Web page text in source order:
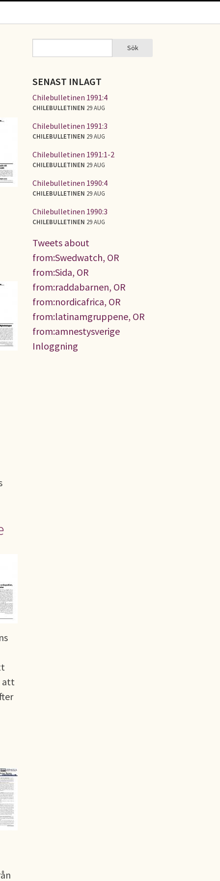
att
SÖKFORMULÄR Sök
SENAST INLAGT
Chilebulletinen 1991:4
CHILEBULLETINEN 29 AUG
Chilebulletinen 1991:3
CHILEBULLETINEN 29 AUG
Chilebulletinen 1991:1-2
CHILEBULLETINEN 29 AUG
Chilebulletinen 1990:4
CHILEBULLETINEN 29 AUG
Chilebulletinen 1990:3
CHILEBULLETINEN 29 AUG
Tweets about
from:Swedwatch, OR
from:Sida, OR
from:raddabarnen, OR
from:nordicafrica, OR
from:latinamgruppene, OR
from:amnestysverige
Inloggning